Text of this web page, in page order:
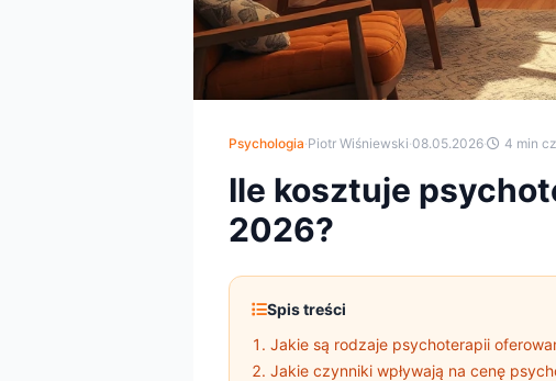
Psychologia·Piotr Wiśniewski·08.05.2026· 4 min
Ile kosztuje
2026?
Spis treści
Jakie są rodzaje psychoterapii
Jakie czynniki wpływają na cenę